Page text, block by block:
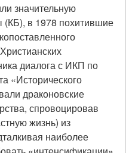
значительную
в 1978 похитившие
диалога с ИКП по
«Исторического
драконовские
спровоцировав
жизнь) из
наиболее